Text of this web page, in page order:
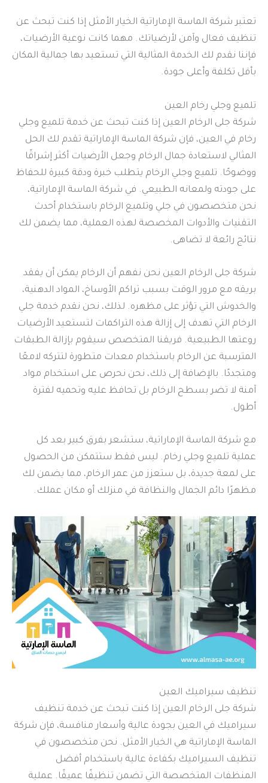
تعتبر شركة الماسة الإماراتية الخيار الأمثل إذا كنت تبحث عن
تنظيف فعال وآمن لأرضياتك. مهما كانت نوعية الأرضيات،
فإننا نقدم لك الخدمة المثالية التي تستعيد بها جمالية المكان
بأقل تكلفة وأعلى جودة.
تلميع وجلي رخام العين
شركة جلى الرخام العين إذا كنت تبحث عن خدمة تلميع وجلي
رخام في العين، فإن شركة الماسة الإماراتية تقدم لك الحل
المثالي لاستعادة جمال الرخام وجعل الأرضيات أكثر إشراقًا
ووضوحًا. تلميع وجلي الرخام يتطلب خبرة ودقة كبيرة للحفاظ
على جودته ولمعانه الطبيعي. في شركة الماسة الإماراتية،
نحن متخصصون في جلي وتلميع الرخام باستخدام أحدث
التقنيات والأدوات المخصصة لهذه العملية، مما يضمن لك
نتائج رائعة لا تضاهى.
شركة جلى الرخام العين نحن نفهم أن الرخام يمكن أن يفقد
بريقه مع مرور الوقت بسبب تراكم الأوساخ، المواد الدهنية،
والخدوش التي تؤثر على مظهره. لذلك، نحن نقدم خدمة جلي
الرخام التي تهدف إلى إزالة هذه التراكمات لتستعيد الأرضيات
روعتها الطبيعية. فريقنا المتخصص سيقوم بإزالة الطبقات
المترسبة عن الرخام باستخدام معدات متطورة لتتركه لامعًا
ومتجددًا. بالإضافة إلى ذلك، نحن نحرص على استخدام مواد
آمنة لا تضر بسطح الرخام بل تحافظ عليه وتحميه لفترة
أطول.
مع شركة الماسة الإماراتية، ستشعر بفرق كبير بعد كل
عملية تلميع وجلي رخام. ليس فقط ستتمكن من الحصول
على لمعة جديدة، بل ستعزز من عمر الرخام، مما يضمن لك
مظهرًا دائم الجمال والنظافة في منزلك أو مكان عملك.
تنظيف سيراميك العين
شركة جلى الرخام العين إذا كنت تبحث عن خدمة تنظيف
سيراميك في العين بجودة عالية وأسعار منافسة، فإن شركة
الماسة الإماراتية هي الخيار الأمثل. نحن متخصصون في
تنظيف السيراميك بكفاءة عالية باستخدام أفضل
المنظفات المتخصصة التي تضمن تنظيفًا عميقًا. عملية